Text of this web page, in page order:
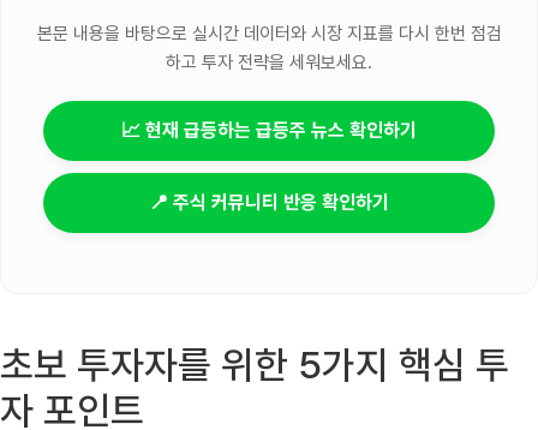
본문 내용을 바탕으로 실시간 데이터와 시장 지표를 다시 한번 점검
하고 투자 전략을 세워보세요.
📈 현재 급등하는 급등주 뉴스 확인하기
📍 주식 커뮤니티 반응 확인하기
초보 투자자를 위한 5가지 핵심 투
자 포인트